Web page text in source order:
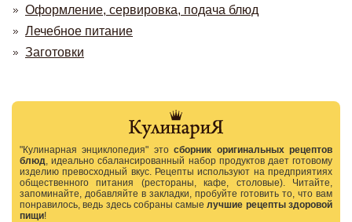
Оформление, сервировка, подача блюд
Лечебное питание
Заготовки
"Кулинарная энциклопедия" этосборник оригинальных рецептов
блюд, идеально сбалансированный набор продуктов дает готовому
изделию превосходный вкус. Рецепты используют на предприятиях
общественного питания (рестораны, кафе, столовые). Читайте,
запоминайте, добавляйте в закладки, пробуйте готовить то, что вам
понравилось, ведь здесь собраны самыелучшие рецепты здоровой
пищи!